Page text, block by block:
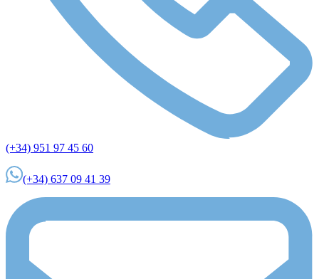
(+34) 951 97 45 60
(+34) 637 09 41 39